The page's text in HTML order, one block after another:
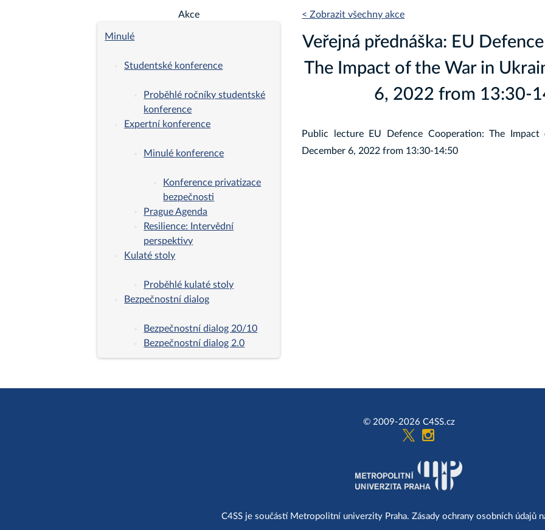
Akce
Minulé
Studentské konference
Proběhlé ročníky studentské
konference
Expertní konference
Minulé konference
Konference privatizace
bezpečnosti
Prague Agenda
Resilience: Intervědní
perspektivy
Kulaté stoly
Proběhlé kulaté stoly
Bezpečnostní dialog
Bezpečnostní dialog 20/10
Bezpečnostní dialog 2.0
< Zobrazit všechny akce
Veřejná přednáška: EU
The Impact of the War in
6, 2022 from 13:30-
Public lecture EU Defence Cooperation: The
December 6, 2022 from 13:30-14:50
© 2009-2026 C4SS.cz
C4SS je součástí Metropolitní univerzity Praha. Zásady ochrany osobních údajů